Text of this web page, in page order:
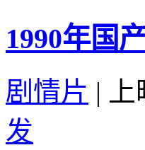
1990年国
剧情片 |
发